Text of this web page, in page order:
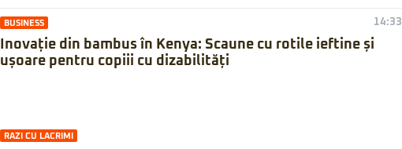
BUSINESS 14:33
Inovație din bambus în Kenya: Scaune cu rotile ieftine și
ușoare pentru copiii cu dizabilități
RAZI CU LACRIMI